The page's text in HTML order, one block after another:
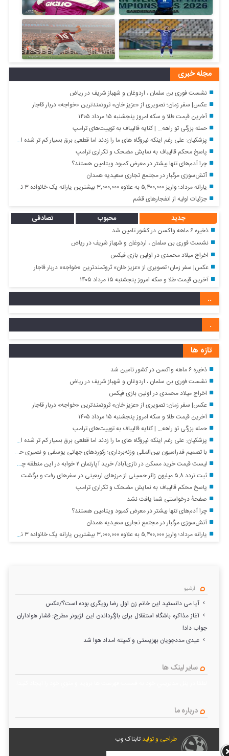
مجله خبری
نشست فوری بن سلمان ، اردوغان و شهباز شریف در ریاض
عکس| سفر زمان؛ تصویری از «عزیز خان» ثروتمندترین «خواجه» دربار قاجار
آخرین قیمت طلا و سکه امروز پنجشنبه ۱۵ مرداد ۱۴۰۵
حمله بزرگی تو راهه… | کنایه قالیباف به توییت‌های ترامپ
پزشکیان: علی رغم اینکه نیروگاه های ما را زدند اما قطعی برق بسیار کم تر شده است
پاسخ محکم قالیباف به نمایش مضحک و تکراری ترامپ
چرا آدم‌های تنها بیشتر در معرض کمبود ویتامین هستند؟
آتش‌سوزی مرگبار در مجتمع تجاری سعیدیه همدان
یارانه مرداد؛ واریز ۵,۴۰۰,۰۰۰ به علاوه ۳,۰۰۰,۰۰۰ بیشترین یارانه یک خانواده ۳ نفره
جزئیات اولیه از انفجارهای قشم
جدید محبوب تصادفی
ذخیره ۶ ماهه واکسن در کشور تامین شد
نشست فوری بن سلمان ، اردوغان و شهباز شریف در ریاض
اخراج میلاد محمدی در اولین بازی فیکس
عکس| سفر زمان؛ تصویری از «عزیز خان» ثروتمندترین «خواجه» دربار قاجار
آخرین قیمت طلا و سکه امروز پنجشنبه ۱۵ مرداد ۱۴۰۵
..
.
تازه ها
ذخیره ۶ ماهه واکسن در کشور تامین شد
نشست فوری بن سلمان ، اردوغان و شهباز شریف در ریاض
اخراج میلاد محمدی در اولین بازی فیکس
عکس| سفر زمان؛ تصویری از «عزیز خان» ثروتمندترین «خواجه» دربار قاجار
آخرین قیمت طلا و سکه امروز پنجشنبه ۱۵ مرداد ۱۴۰۵
حمله بزرگی تو راهه… | کنایه قالیباف به توییت‌های ترامپ
پزشکیان: علی رغم اینکه نیروگاه های ما را زدند اما قطعی برق بسیار کم تر شده است
با تصمیم فدراسیون بین‌المللی وزنه‌برداری؛ رکورد‌های جهانی یوسفی و نصیری حفظ شد
لیست قیمت خرید مسکن در نازی‌آباد/ خرید آپارتمان ۲ خوابه در این منطقه چقدر سرمایه نیاز دارد؟ + جدول مردادماه ۱۴۰۵
ثبت تردد ۵.۸ میلیون زائر حسینی از مرزهای اربعینی در سفرهای رفت و برگشت
پاسخ محکم قالیباف به نمایش مضحک و تکراری ترامپ
صفحهٔ درخواستی شما یافت نشد.
چرا آدم‌های تنها بیشتر در معرض کمبود ویتامین هستند؟
آتش‌سوزی مرگبار در مجتمع تجاری سعیدیه همدان
یارانه مرداد؛ واریز ۵,۴۰۰,۰۰۰ به علاوه ۳,۰۰۰,۰۰۰ بیشترین یارانه یک خانواده ۳ نفره
آرشیو
آیا می دانستید این خانم زن اول رضا رویگری بوده است؟/عکس
آغاز مذاکره باشگاه استقلال برای بازگرداندن این لژیونر مطرح: فشار هواداران
جواب داد!
عیدی مددجویان بهزیستی و کمیته امداد هوا شد
سایر لینک ها
درباره ما
طراحی و تولیدتابناک وب